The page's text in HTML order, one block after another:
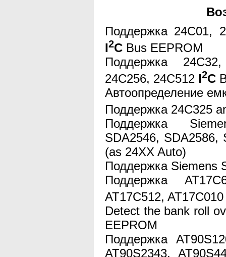
Поддержка 24С01,
I2C Bus EEPROM
Поддержка
24C256, 24C512 I2C
Автоопределение
Поддержка 24C325
Поддержка
SDA2546, SDA2586,
(as 24XX Auto)
Поддержка Siemens
Поддержка
AT17C512,
Detect the bank roll
EEPROM
Поддержка
AT90S2343,